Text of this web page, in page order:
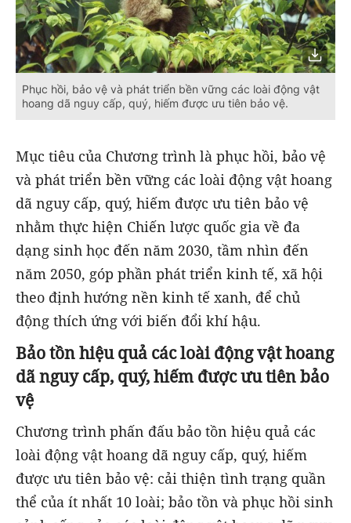
Phục hồi, bảo vệ và phát triển bền vững các loài động vật
hoang dã nguy cấp, quý, hiếm được ưu tiên bảo vệ.
Mục tiêu của Chương trình là phục hồi, bảo vệ
và phát triển bền vững các loài động vật hoang
dã nguy cấp, quý, hiếm được ưu tiên bảo vệ
nhằm thực hiện Chiến lược quốc gia về đa
dạng sinh học đến năm 2030, tầm nhìn đến
năm 2050, góp phần phát triển kinh tế, xã hội
theo định hướng nền kinh tế xanh, để chủ
động thích ứng với biến đổi khí hậu.
Bảo tồn hiệu quả các loài động vật hoang
dã nguy cấp, quý, hiếm được ưu tiên bảo
vệ
Chương trình phấn đấu bảo tồn hiệu quả các
loài động vật hoang dã nguy cấp, quý, hiếm
được ưu tiên bảo vệ: cải thiện tình trạng quần
thể của ít nhất 10 loài; bảo tồn và phục hồi sinh